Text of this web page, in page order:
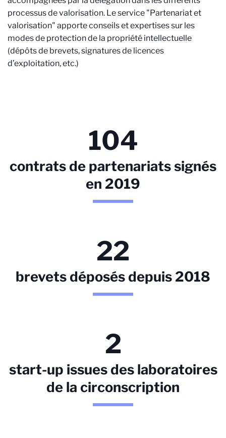
processus de valorisation. Le service "Partenariat et
valorisation" apporte conseils et expertises sur les
modes de protection de la propriété intellectuelle
(dépôts de brevets, signatures de licences
d’exploitation, etc.)
104
contrats de partenariats signés
en 2019
22
brevets déposés depuis 2018
2
start-up issues des laboratoires
de la circonscription